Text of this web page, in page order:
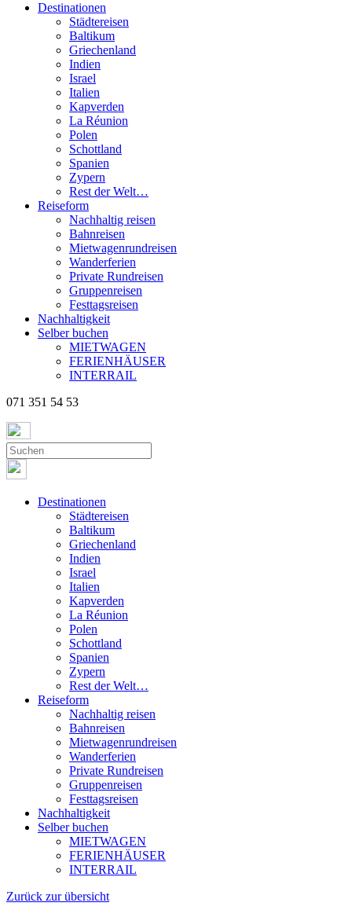
Destinationen
Städtereisen
Baltikum
Griechenland
Indien
Israel
Italien
Kapverden
La Réunion
Polen
Schottland
Spanien
Zypern
Rest der Welt…
Reiseform
Nachhaltig reisen
Bahnreisen
Mietwagenrundreisen
Wanderferien
Private Rundreisen
Gruppenreisen
Festtagsreisen
Nachhaltigkeit
Selber buchen
MIETWAGEN
FERIENHÄUSER
INTERRAIL
071 351 54 53
Destinationen
Städtereisen
Baltikum
Griechenland
Indien
Israel
Italien
Kapverden
La Réunion
Polen
Schottland
Spanien
Zypern
Rest der Welt…
Reiseform
Nachhaltig reisen
Bahnreisen
Mietwagenrundreisen
Wanderferien
Private Rundreisen
Gruppenreisen
Festtagsreisen
Nachhaltigkeit
Selber buchen
MIETWAGEN
FERIENHÄUSER
INTERRAIL
Zurück zur übersicht